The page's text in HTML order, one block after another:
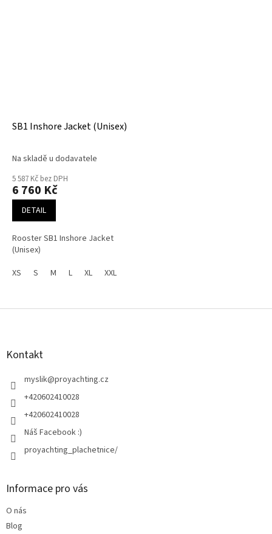
SB1 Inshore Jacket (Unisex)
Na skladě u dodavatele
5 587 Kč bez DPH
6 760 Kč
DETAIL
Rooster SB1 Inshore Jacket
(Unisex)
XS
S M L XL XXL
Z
Kontakt
myslik@proyachting.cz
+420602410028
+420602410028
Náš Facebook :)
proyachting_plachetnice/
Informace pro vás
O nás
Blog